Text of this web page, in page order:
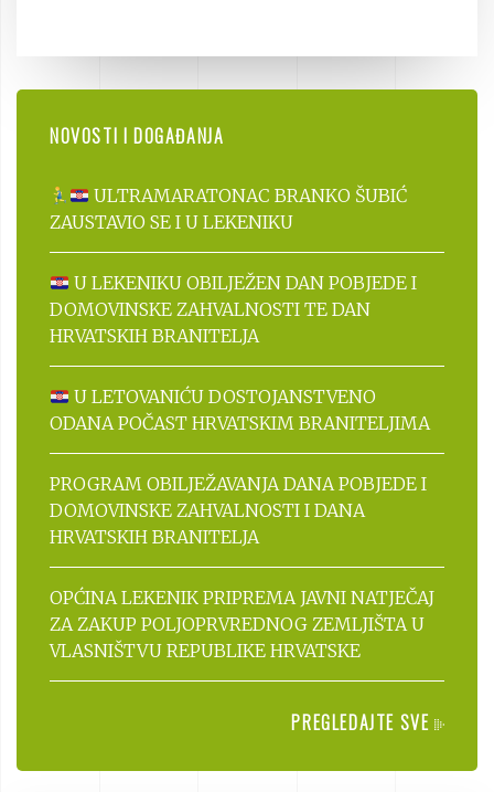
NOVOSTI I DOGAĐANJA
ULTRAMARATONAC BRANKO ŠUBIĆ
ZAUSTAVIO SE I U LEKENIKU
U LEKENIKU OBILJEŽEN DAN POBJEDE I
DOMOVINSKE ZAHVALNOSTI TE DAN
HRVATSKIH BRANITELJA
U LETOVANIĆU DOSTOJANSTVENO
ODANA POČAST HRVATSKIM BRANITELJIMA
PROGRAM OBILJEŽAVANJA DANA POBJEDE I
DOMOVINSKE ZAHVALNOSTI I DANA
HRVATSKIH BRANITELJA
OPĆINA LEKENIK PRIPREMA JAVNI NATJEČAJ
ZA ZAKUP POLJOPRVREDNOG ZEMLJIŠTA U
VLASNIŠTVU REPUBLIKE HRVATSKE
PREGLEDAJTE SVE